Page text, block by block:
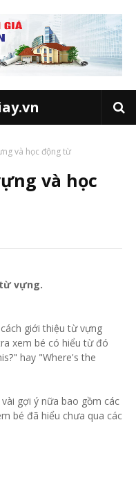
và học động từ
và học
vựng.
giới thiệu từ vựng
xem bé có hiểu từ đó
hay "Where's the
gợi ý nữa bao gồm các
bé đã hiểu chưa qua các